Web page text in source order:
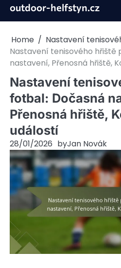
Skipoutdoor-helfstyn.cz
Home
Nastavení
Nastavení tenisového hřiště
nastavení, Přenosná hřiště,
Nastavení
fotbal: Dočasná
Přenosná hřiště,
událostí
28/01/2026 byJan Novák